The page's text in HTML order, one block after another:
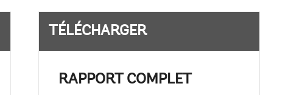
TÉLÉCHARGER
RAPPORT COMPLET